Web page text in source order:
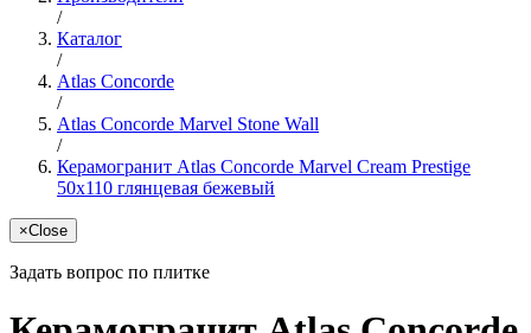
/
Каталог
/
Atlas Concorde
/
Atlas Concorde Marvel Stone Wall
/
Керамогранит Atlas Concorde Marvel Cream Prestige
50x110 глянцевая бежевый
×Close
Задать вопрос по плитке